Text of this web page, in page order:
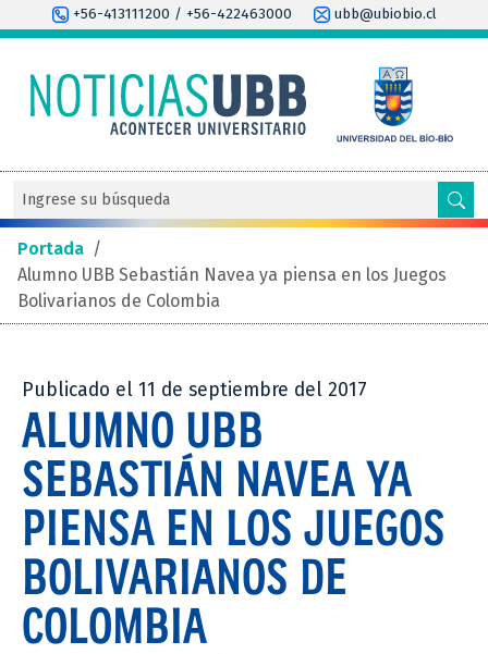
+56-413111200 / +56-422463000 ubb@ubiobio.cl
Portada /
Alumno UBB Sebastián Navea ya piensa en los Juegos
Bolivarianos de Colombia
Publicado el 11 de septiembre del 2017
ALUMNO UBB
SEBASTIÁN NAVEA YA
PIENSA EN LOS JUEGOS
BOLIVARIANOS DE
COLOMBIA